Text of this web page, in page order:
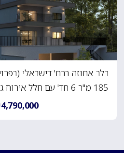
בלב אחוזה ברח' דישראלי
185 מ"ר 6 חד' עם חלל אירוח גדול + גינה כ- 215 מ"ר